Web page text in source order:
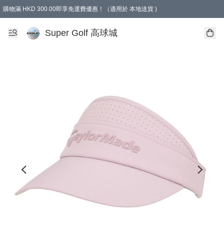
購物滿 HKD 300.00即享免運費優惠！（適用於 本地送貨 )
Super Golf 高球城